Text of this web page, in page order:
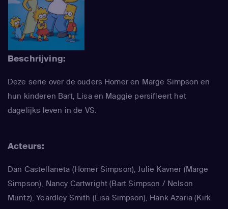
Beschrijving:
Deze serie over de ouders Homer en Marge Simpson en
hun kinderen Bart, Lisa en Maggie persifleert het
dagelijks leven in de VS.
Acteurs:
Dan Castellaneta (Homer Simpson),Julie Kavner (Marge
Simpson), Nancy Cartwright (Bart Simpson / Nelson
Muntz),Yeardley Smith (Lisa Simpson), Hank Azaria (Kirk